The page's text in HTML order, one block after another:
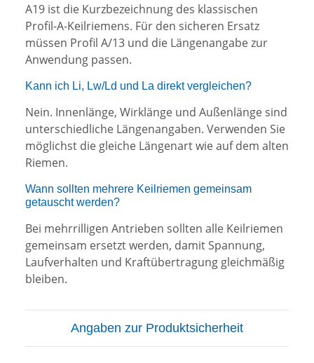
A19 ist die Kurzbezeichnung des klassischen
Profil-A-Keilriemens. Für den sicheren Ersatz
müssen Profil A/13 und die Längenangabe zur
Anwendung passen.
Kann ich Li, Lw/Ld und La direkt vergleichen?
Nein. Innenlänge, Wirklänge und Außenlänge sind
unterschiedliche Längenangaben. Verwenden Sie
möglichst die gleiche Längenart wie auf dem alten
Riemen.
Wann sollten mehrere Keilriemen gemeinsam
getauscht werden?
Bei mehrrilligen Antrieben sollten alle Keilriemen
gemeinsam ersetzt werden, damit Spannung,
Laufverhalten und Kraftübertragung gleichmäßig
bleiben.
Angaben zur Produktsicherheit